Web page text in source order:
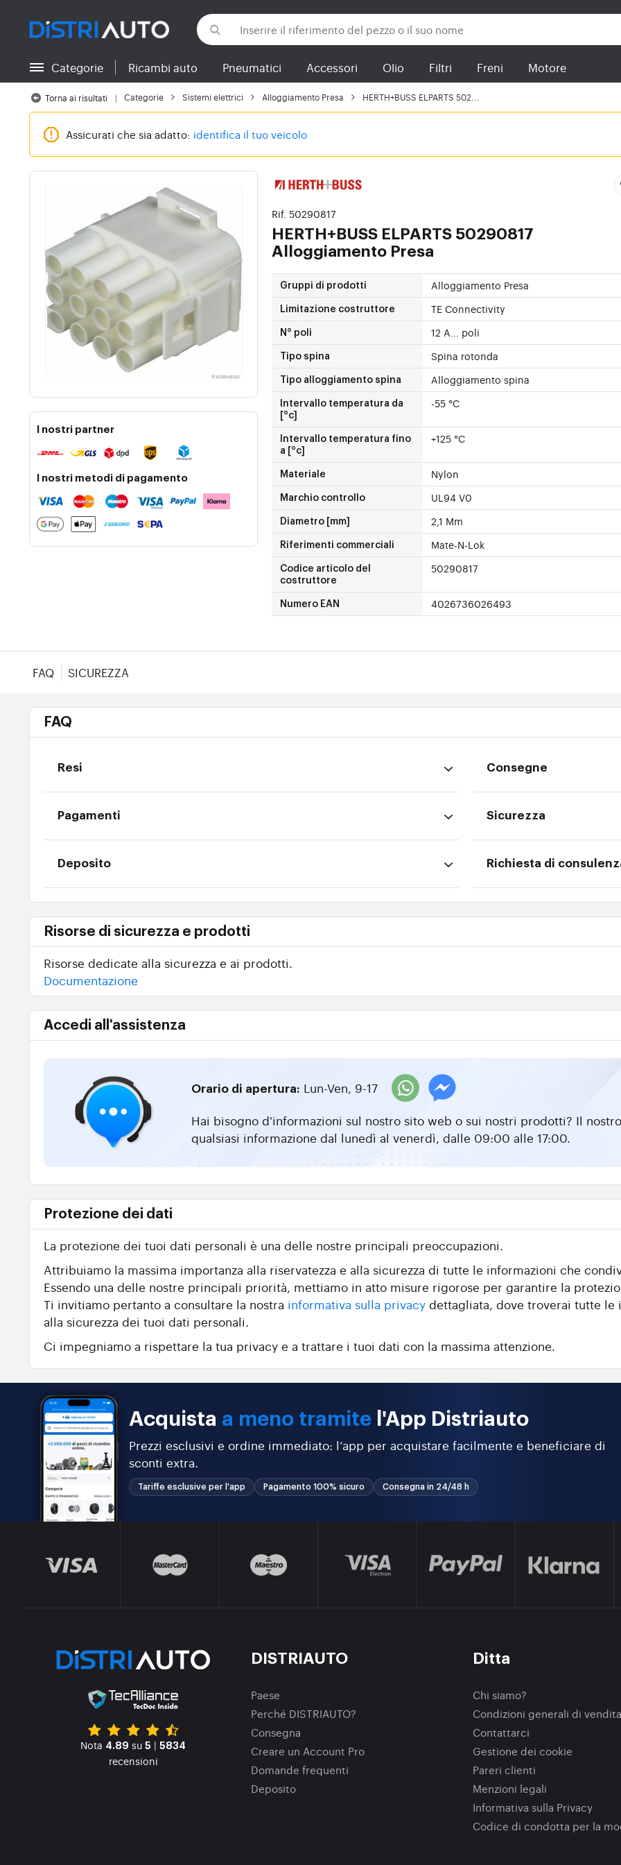
Torna alle categorie
Categorie Ricambi auto Pneumatici Accessori Olio Filtri Freni Motore
Torna ai risultati Categorie Sistemi elettrici Alloggiamento Presa HERTH+BUSS ELPARTS 502...
Assicurati che sia adatto: identifica il tuo veicolo
I nostri partner
I nostri metodi di pagamento
Rif. 50290817
HERTH+BUSS ELPARTS 50290817
Alloggiamento Presa
Gruppi di prodotti Alloggiamento Presa
Limitazione costruttore TE Connectivity
N° poli 12 A... poli
Tipo spina Spina rotonda
Tipo alloggiamento spina Alloggiamento spina
Intervallo temperatura da
[°c]
-55 °C
Intervallo temperatura fino
a [°c]
+125 °C
Materiale Nylon
Marchio controllo UL94 V0
Diametro [mm] 2,1 Mm
Riferimenti commerciali Mate-N-Lok
Codice articolo del
costruttore
50290817
Numero EAN 4026736026493
FAQ SICUREZZA
FAQ
Resi
Pagamenti
Deposito
Consegne
Sicurezza
Richiesta di
Risorse di sicurezza e prodotti
Risorse dedicate alla sicurezza e ai prodotti.
Documentazione
Accedi all'assistenza
Orario di apertura: Lun-Ven, 9-17
Hai bisogno d'informazioni sul nostro sito web o sui nostri prodotti? Il
qualsiasi informazione dal lunedì al venerdì, dalle 09:00 alle 17:00.
Protezione dei dati
La protezione dei tuoi dati personali è una delle nostre principali preoccupazioni.
Attribuiamo la massima importanza alla riservatezza e alla sicurezza di tutte le informazioni che
Essendo una delle nostre principali priorità, mettiamo in atto misure rigorose per garantire la
Ti invitiamo pertanto a consultare la nostra informativa sulla privacy dettagliata, dove troverai tutte le
alla sicurezza dei tuoi dati personali.
Ci impegniamo a rispettare la tua privacy e a trattare i tuoi dati con la massima attenzione.
Acquista a meno tramite l'App Distriauto
Prezzi esclusivi e ordine immediato: l’app per acquistare facilmente e beneficiare di
sconti extra.
Tariffe esclusive per l'app Pagamento 100% sicuro Consegna in 24/48 h
Nota 4.89 su 5 | 5834
recensioni
DISTRIAUTO
Paese
Perché DISTRIAUTO?
Consegna
Creare un Account Pro
Domande frequenti
Deposito
Ditta
Chi siamo?
Condizioni generali di vendita
Contattarci
Gestione dei cookie
Pareri clienti
Menzioni legali
Informativa sulla Privacy
Codice di condotta per la